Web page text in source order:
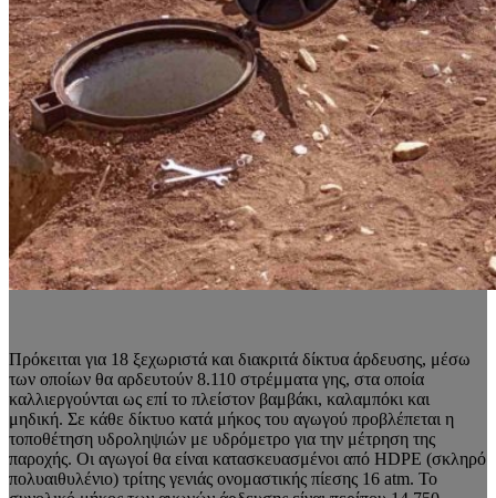
Πρόκειται για 18 ξεχωριστά και διακριτά δίκτυα άρδευσης, μέσω
των οποίων θα αρδευτούν 8.110 στρέμματα γης, στα οποία
καλλιεργούνται ως επί το πλείστον βαμβάκι, καλαμπόκι και
μηδική. Σε κάθε δίκτυο κατά μήκος του αγωγού προβλέπεται η
τοποθέτηση υδροληψιών με υδρόμετρο για την μέτρηση της
παροχής. Οι αγωγοί θα είναι κατασκευασμένοι από HDPE (σκληρό
πολυαιθυλένιο) τρίτης γενιάς ονομαστικής πίεσης 16 atm. Το